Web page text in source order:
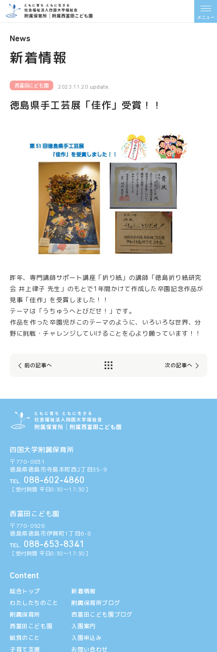
メニュー
新着情報
News
西富田こども園 2023.11.20 update.
徳島県手工芸展「佳作」受賞！！
昨年、専門講師サポート講座「折り紙」の講師「徳島折り紙研究
会 井上律子 先生」のもとで1年間かけて作成した卒園記念作品が
見事「佳作」を受賞しました！！
テーマは「うちゅうへとびだせ！」です。
作品を作った卒園児がこのテーマのように、いろいろな世界、分
野に挑戦・チャレンジしていけることを心より願っています！！
前の記事へ 次の記事へ
Content
総合トップ
わたしたちのこと
附属保育所
西富田こども園
給食のこと
子育て支援
新着情報
附属保育所ブログ
西富田こども園ブログ
入園案内
入園申込み
お問い合わせ
四国大学附属保育所
〒770-0831
徳島県徳島市寺島本町西2丁目35-9
TEL. 088-602-4860
［受付時間 平日8:30〜17:30］
西富田こども園
〒770-0926
徳島県徳島市伊賀町1丁目6-8
TEL. 088-653-8341
［受付時間 平日8:30〜17:30］